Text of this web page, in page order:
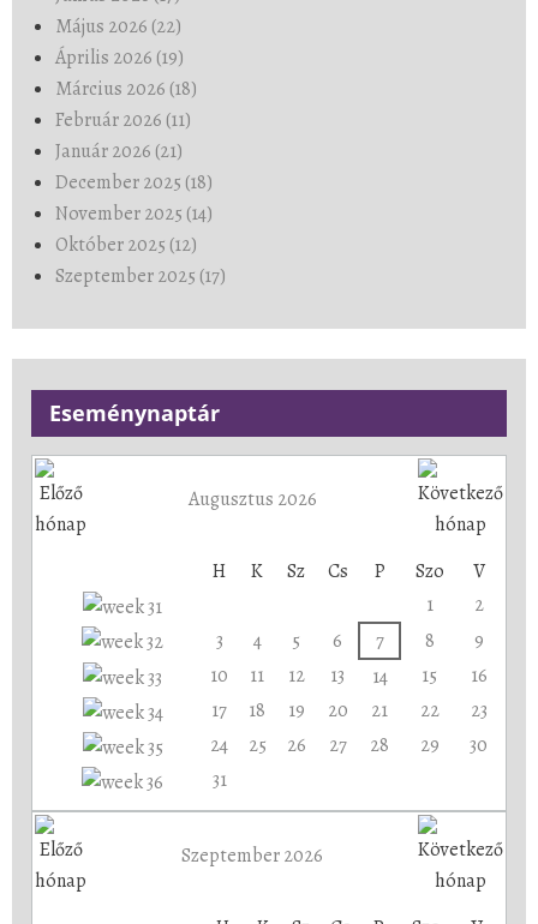
Május 2026 (22)
Április 2026 (19)
Március 2026 (18)
Február 2026 (11)
Január 2026 (21)
December 2025 (18)
November 2025 (14)
Október 2025 (12)
Szeptember 2025 (17)
Eseménynaptár
Augusztus 2026
H K Sz Cs P Szo
V
1
2
3
4 5 6 7 8
9
10
11 12 13 14 15
16
17
18 19 20 21 22
23
24
25 26 27 28 29
30
31
Szeptember 2026